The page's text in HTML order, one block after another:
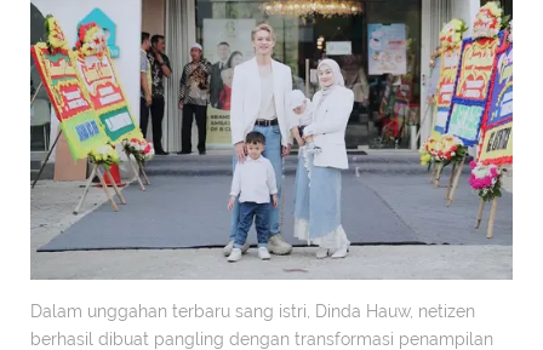
Dalam unggahan terbaru sang istri, Dinda Hauw, netizen
berhasil dibuat pangling dengan transformasi penampilan